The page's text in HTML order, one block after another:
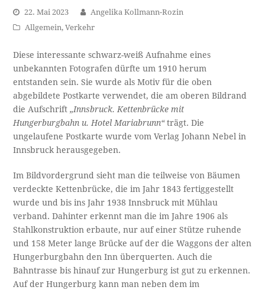
22. Mai 2023
Angelika Kollmann-Rozin
Allgemein,Verkehr
Diese interessante schwarz-weiß Aufnahme eines
unbekannten Fotografen dürfte um 1910 herum
entstanden sein. Sie wurde als Motiv für die oben
abgebildete Postkarte verwendet, die am oberen Bildrand
die Aufschrift„Innsbruck. Kettenbrücke mit
Hungerburgbahn u. Hotel Mariabrunn“trägt. Die
ungelaufene Postkarte wurde vom Verlag Johann Nebel in
Innsbruck herausgegeben.
Im Bildvordergrund sieht man die teilweise von Bäumen
verdeckte Kettenbrücke, die im Jahr 1843 fertiggestellt
wurde und bis ins Jahr 1938 Innsbruck mit Mühlau
verband. Dahinter erkennt man die im Jahre 1906 als
Stahlkonstruktion erbaute, nur auf einer Stütze ruhende
und 158 Meter lange Brücke auf der die Waggons der alten
Hungerburgbahn den Inn überquerten. Auch die
Bahntrasse bis hinauf zur Hungerburg ist gut zu erkennen.
Auf der Hungerburg kann man neben dem im